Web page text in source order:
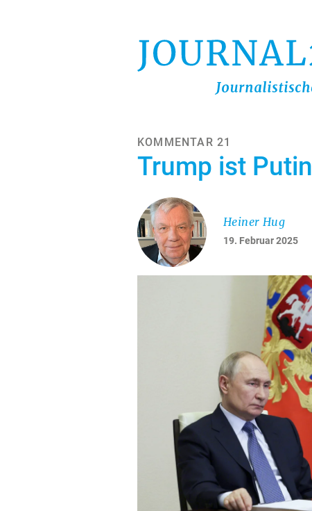
KOMMENTAR 21
Trump ist
19. Februar 2025
Heiner Hug